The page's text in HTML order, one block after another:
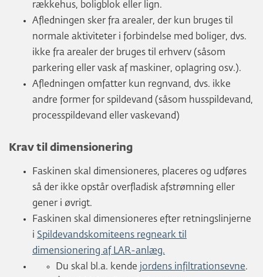
rækkehus, boligblok eller lign.
Afledningen sker fra arealer, der kun bruges til
normale aktiviteter i forbindelse med boliger, dvs.
ikke fra arealer der bruges til erhverv (såsom
parkering eller vask af maskiner, oplagring osv.).
Afledningen omfatter kun regnvand, dvs. ikke
andre former for spildevand (såsom husspildevand,
processpildevand eller vaskevand)
Krav til dimensionering
Faskinen skal dimensioneres, placeres og udføres
så der ikke opstår overfladisk afstrømning eller
gener i øvrigt.
Faskinen skal dimensioneres efter retningslinjerne
i Spildevandskomiteens regneark til
dimensionering af LAR-anlæg.
Du skal bl.a. kende jordens infiltrationsevne.